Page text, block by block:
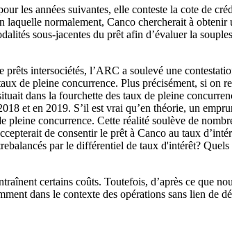
les années suivantes, elle conteste la cote de
normalement, Canco chercherait à
sous-jacentes du prêt afin d’évaluer la
intersociétés, l’ARC a soulevé une
de pleine concurrence. Plus précisément, si on
dans la fourchette des taux de pleine
et en 2019. S’il est vrai qu’en théorie, un
concurrence. Cette réalité soulève de
de consentir le prêt à Canco au taux
par le différentiel de taux d'intérêt?
certains coûts. Toutefois, d’après ce que
dans le contexte des opérations sans lien de